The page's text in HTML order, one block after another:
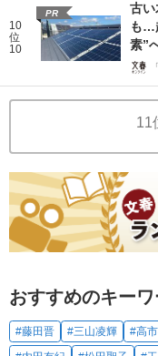
10
位
10
PR
古い
も…
素”
11
おすすめのキー
#藤田晋 #三山凌輝 #高